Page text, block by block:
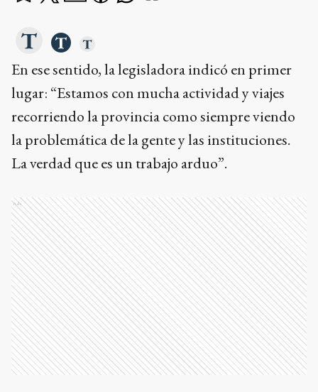
En ese sentido, la legisladora indicó en primer
lugar: “Estamos con mucha actividad y viajes
recorriendo la provincia como siempre viendo
la problemática de la gente y las instituciones.
La verdad que es un trabajo arduo”.
Ads